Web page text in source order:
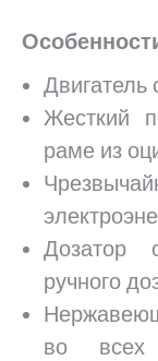
Двигатель
Жесткий
раме из
Дозатор
ручного
во всех